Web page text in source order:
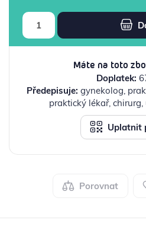
Máte na toto
Doplatek:
Předepisuje: gynekolog,
praktický lékař,
Uplatnit
Porovnat